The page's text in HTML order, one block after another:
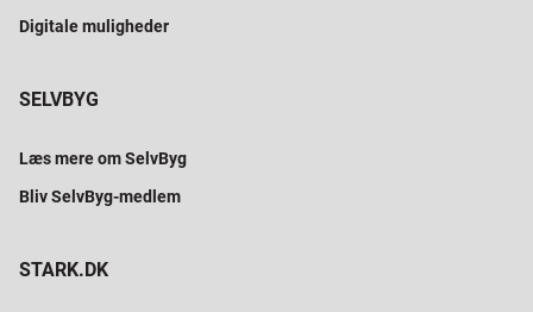
Digitale muligheder
SELVBYG
Læs mere om SelvByg
Bliv SelvByg-medlem
STARK.DK